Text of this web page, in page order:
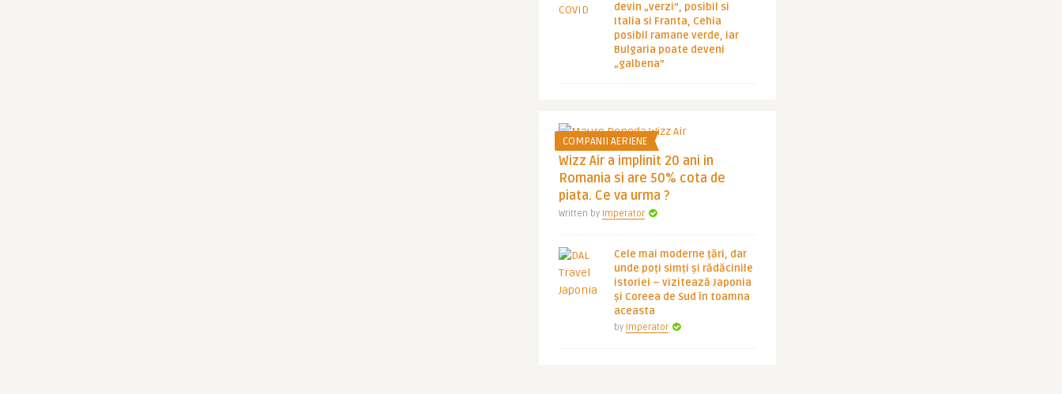
devin „verzi”, posibil si
Italia si Franta, Cehia
posibil ramane verde, iar
Bulgaria poate deveni
„galbena”
COMPANII AERIENE
Wizz Air a implinit 20 ani in
Romania si are 50% cota de
piata. Ce va urma ?
Written by Imperator
Cele mai moderne țări, dar
unde poți simți și rădăcinile
istoriei – vizitează Japonia
și Coreea de Sud în toamna
aceasta
by Imperator